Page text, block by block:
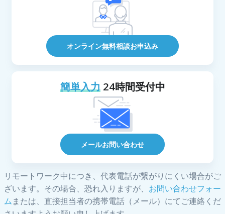
オンライン無料相談お申込み
簡単入力24時間受付中
メールお問い合わせ
リモートワーク中につき、代表電話が繋がりにくい場合がご
ざいます。その場合、恐れ入りますが、 お問い合わせフォー
ムまたは、直接担当者の携帯電話（メール）にてご連絡くだ